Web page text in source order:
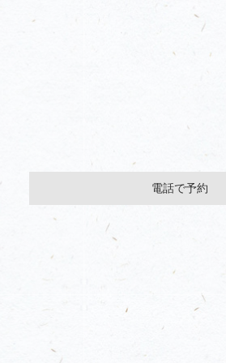
電話で予約